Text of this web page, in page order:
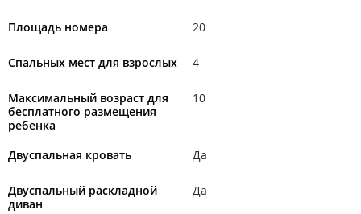
Площадь номера 20
Спальных мест для взрослых 4
Максимальный возраст для
бесплатного размещения
ребенка
10
Двуспальная кровать Да
Двуспальный раскладной
диван
Да